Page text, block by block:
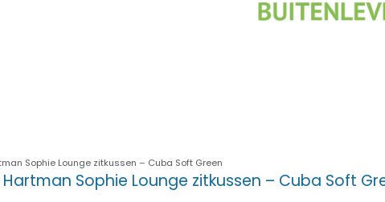
Sophie Lounge zitkussen – Cuba Soft Green
Hartman Sophie Lounge zitkussen – Cuba Soft